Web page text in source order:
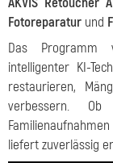
Fotoreparatur und
Das Programm
intelligenter KI-
restaurieren,
verbessern.
liefert zuverlässig